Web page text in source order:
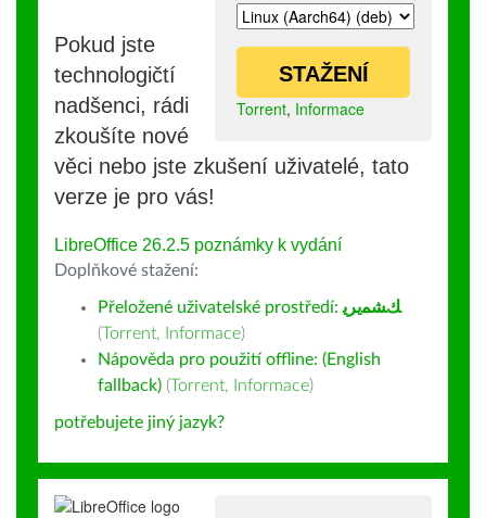
STAŽENÍ
Torrent, Informace
Pokud jste
technologičtí
nadšenci, rádi
zkoušíte nové
věci nebo jste zkušení uživatelé, tato
verze je pro vás!
LibreOffice 26.2.5 poznámky k vydání
Doplňkové stažení:
Přeložené uživatelské prostředí:ﻚﺸﻤﻳﺮﻳ
(Torrent, Informace)
Nápověda pro použití offline: (English
fallback) (Torrent, Informace)
potřebujete jiný jazyk?